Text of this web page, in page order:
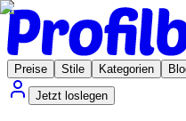
Preise Stile Kategorien
Jetzt loslegen